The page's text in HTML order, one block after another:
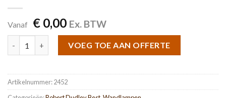
Vanaf €0,00 Ex. BTW
VOEG TOE AAN OFFERTE
Artikelnummer:2452